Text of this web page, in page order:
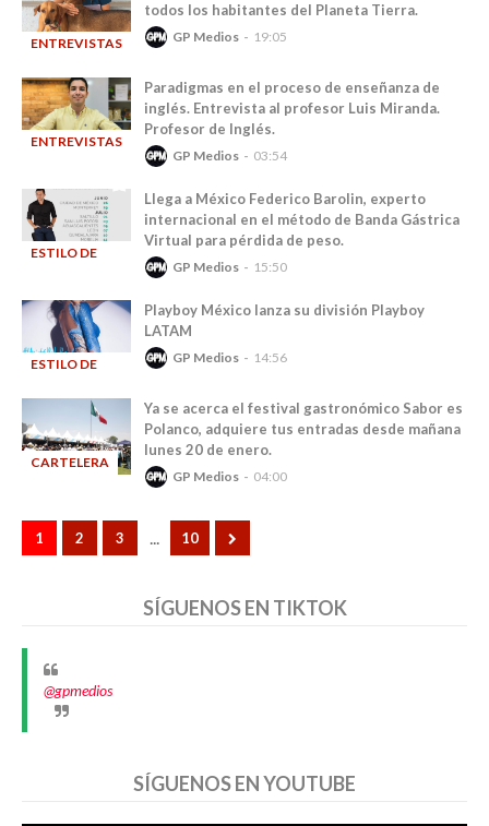
ENTREVISTAS
todos los habitantes del Planeta Tierra.
GP Medios 19:05
ENTREVISTAS
Paradigmas en el proceso de enseñanza de
inglés. Entrevista al profesor Luis Miranda.
Profesor de Inglés.
GP Medios 03:54
ESTILO DE
Llega a México Federico Barolin, experto
internacional en el método de Banda Gástrica
Virtual para pérdida de peso.
GP Medios 15:50
ESTILO DE
Playboy México lanza su división Playboy
LATAM
GP Medios 14:56
CARTELERA
Ya se acerca el festival gastronómico Sabor es
Polanco, adquiere tus entradas desde mañana
lunes 20 de enero.
GP Medios 04:00
1 2 3 ... 10
SÍGUENOS EN TIKTOK
@gpmedios
SÍGUENOS EN YOUTUBE